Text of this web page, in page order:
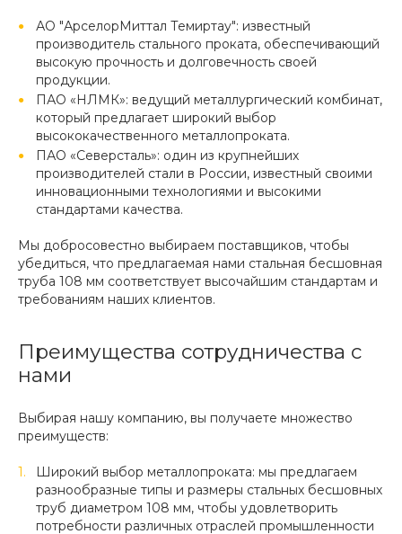
АО "АрселорМиттал Темиртау": известный
производитель стального проката, обеспечивающий
высокую прочность и долговечность своей
продукции.
ПАО «НЛМК»: ведущий металлургический комбинат,
который предлагает широкий выбор
высококачественного металлопроката.
ПАО «Северсталь»: один из крупнейших
производителей стали в России, известный своими
инновационными технологиями и высокими
стандартами качества.
Мы добросовестно выбираем поставщиков, чтобы
убедиться, что предлагаемая нами стальная бесшовная
труба 108 мм соответствует высочайшим стандартам и
требованиям наших клиентов.
Преимущества сотрудничества с
нами
Выбирая нашу компанию, вы получаете множество
преимуществ:
Широкий выбор металлопроката: мы предлагаем
разнообразные типы и размеры стальных бесшовных
труб диаметром 108 мм, чтобы удовлетворить
потребности различных отраслей промышленности